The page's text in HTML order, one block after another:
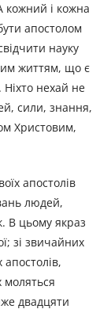
кожний і кожна
апостолом
науку
життям, що є
нехай не
сили, знання,
Христовим,
апостолів
людей,
В цьому якраз
зі звичайних
апостолів,
моляться
двадцяти